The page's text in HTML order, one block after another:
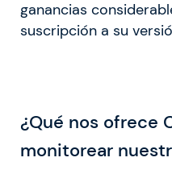
ganancias
suscripción a su
¿Qué nos ofrece
monitorear